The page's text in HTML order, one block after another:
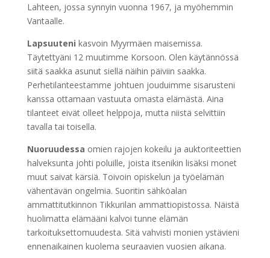
Lahteen, jossa synnyin vuonna 1967, ja myöhemmin
Vantaalle.
Lapsuuteni kasvoin Myyrmäen maisemissa.
Täytettyäni 12 muutimme Korsoon. Olen käytännössä
siitä saakka asunut siellä näihin päiviin saakka.
Perhetilanteestamme johtuen jouduimme sisarusteni
kanssa ottamaan vastuuta omasta elämästä. Aina
tilanteet eivät olleet helppoja, mutta niistä selvittiin
tavalla tai toisella.
Nuoruudessa omien rajojen kokeilu ja auktoriteettien
halveksunta johti poluille, joista itsenikin lisäksi monet
muut saivat kärsiä. Toivoin opiskelun ja työelämän
vähentävän ongelmia. Suoritin sähköalan
ammattitutkinnon Tikkurilan ammattiopistossa. Näistä
huolimatta elämääni kalvoi tunne elämän
tarkoituksettomuudesta. Sitä vahvisti monien ystävieni
ennenaikainen kuolema seuraavien vuosien aikana.